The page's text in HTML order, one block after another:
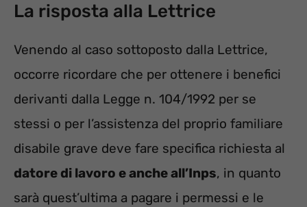
La risposta alla Lettrice
Venendo al caso sottoposto dalla Lettrice,
occorre ricordare che per ottenere i benefici
derivanti dalla Legge n. 104/1992 per se
stessi o per l’assistenza del proprio familiare
disabile grave deve fare specifica richiesta al
datore di lavoro e anche all’Inps, in quanto
sarà quest’ultima a pagare i permessi e le